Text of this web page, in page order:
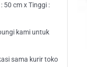
50 cm x Tinggi :
kami untuk
sama kurir toko